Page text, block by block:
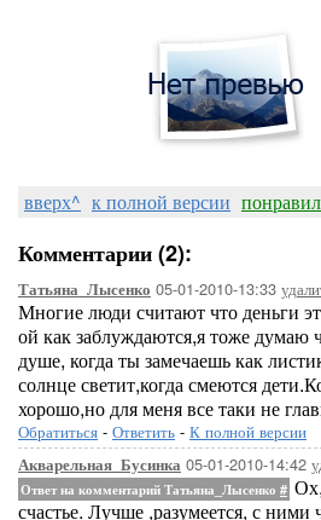
вверх^ к полной версии
Комментарии (2):
Татьяна_Лысенко 05-01-2010-13:33
Многие люди считают что деньги
ой как заблуждаются,я тоже думаю
душе, когда ты замечаешь как
солнце светит,когда смеются
хорошо,но для меня все таки не
Обратиться - Ответить - К полной версии
Акварельная_Бусинка 05-01-2010-14:42
Ответ на комментарий Татьяна_Лысенко #
счастье. Лучше ,разумеется, с